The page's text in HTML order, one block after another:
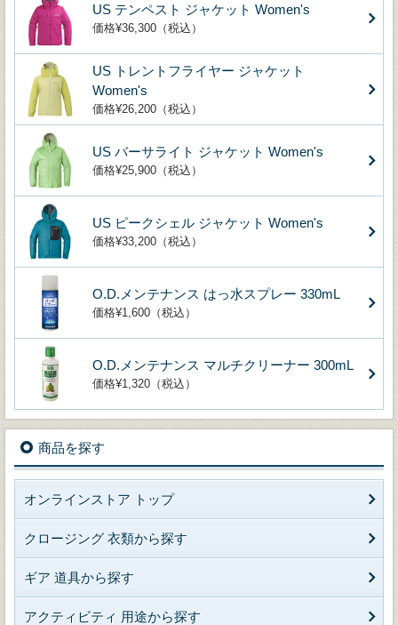
US テンペスト ジャケット Women's
価格¥36,300（税込）
US トレントフライヤー ジャケット
Women's
価格¥26,200（税込）
US バーサライト ジャケット Women's
価格¥25,900（税込）
US ピークシェル ジャケット Women's
価格¥33,200（税込）
O.D.メンテナンス はっ水スプレー 330mL
価格¥1,600（税込）
O.D.メンテナンス マルチクリーナー 300mL
価格¥1,320（税込）
商品を探す
オンラインストア トップ
クロージング 衣類から探す
ギア 道具から探す
アクティビティ 用途から探す